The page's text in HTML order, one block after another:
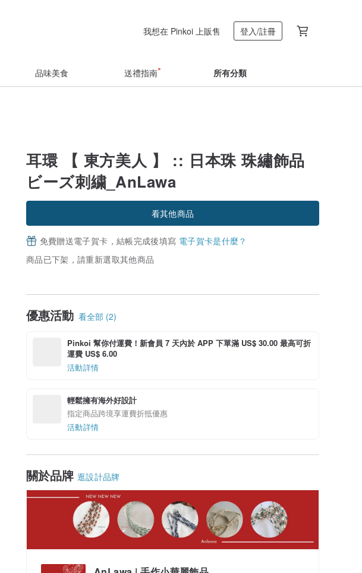
我想在 Pinkoi 上販售 登入/註冊
品味美食 送禮指南 所有分類
耳環 【 東方美人 】 :: 日本珠 珠繡飾品
ビーズ刺繍_AnLawa
看其他商品
免費贈送電子賀卡，結帳完成後填寫 電子賀卡是什麼？
商品已下架，請重新選取其他商品
優惠活動 看全部 (2)
Pinkoi 幫你付運費！新會員 7 天內於 APP 下單滿 US$ 30.00 最高可折
運費 US$ 6.00
活動詳情
輕鬆擁有海外好設計
指定商品跨境享運費折抵優惠
活動詳情
關於品牌 逛設計品牌